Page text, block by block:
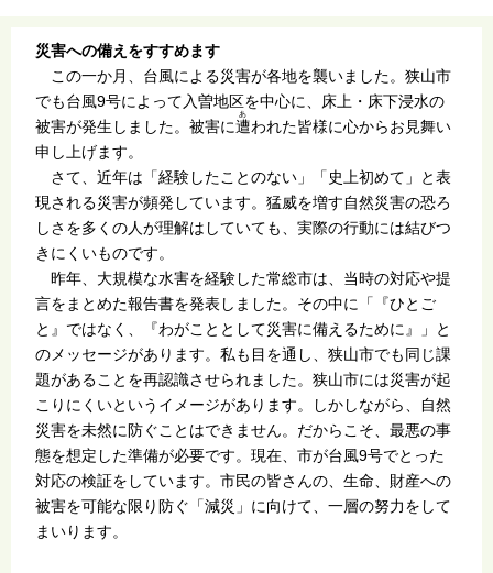
災害への備えをすすめます
この一か月、台風による災害が各地を襲いました。狭山市
でも台風9号によって入曽地区を中心に、床上・床下浸水の
被害が発生しました。被害に遭
あ
われた皆様に心からお見舞い
申し上げます。
さて、近年は「経験したことのない」「史上初めて」と表
現される災害が頻発しています。猛威を増す自然災害の恐ろ
しさを多くの人が理解はしていても、実際の行動には結びつ
きにくいものです。
昨年、大規模な水害を経験した常総市は、当時の対応や提
言をまとめた報告書を発表しました。その中に「『ひとご
と』ではなく、『わがこととして災害に備えるために』」と
のメッセージがあります。私も目を通し、狭山市でも同じ課
題があることを再認識させられました。狭山市には災害が起
こりにくいというイメージがあります。しかしながら、自然
災害を未然に防ぐことはできません。だからこそ、最悪の事
態を想定した準備が必要です。現在、市が台風9号でとった
対応の検証をしています。市民の皆さんの、生命、財産への
被害を可能な限り防ぐ「減災」に向けて、一層の努力をして
まいります。